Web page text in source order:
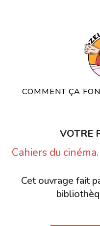
COMMENT ÇA
VOTRE
Cahiers du
Cet ouvrage fait